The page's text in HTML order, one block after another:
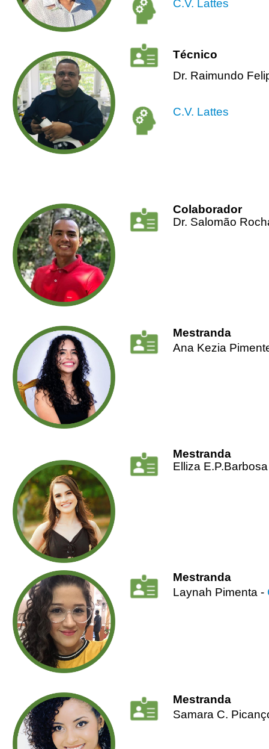
C.V. Lattes
Técnico
Dr. Raimundo
C.V. Lattes
Colaborador
Dr. Salomão
Mestranda
Ana Kezia
Mestranda
Elliza
Mestranda
Laynah Pimenta -
Mestranda
Samara C.